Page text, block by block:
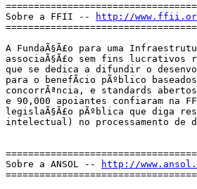
Sobre a FFII --
http://
A FundaÃ§Ã£o para uma
associaÃ§Ã£o sem fins lucrativos
que se dedica a difundir o
para o benefÃ­cio pÃºblico
concorrÃªncia, e standards
e 90,000 apoiantes confiaram na
legislaÃ§Ã£o pÃºblica que diga
intelectual) no processamento de
Sobre a ANSOL --
http://